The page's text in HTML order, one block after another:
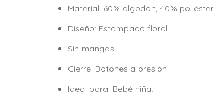
Material: 60% algodón, 40% poliéster
Diseño: Estampado floral
Sin mangas.
Cierre: Botones a presión.
Ideal para: Bebé niña.